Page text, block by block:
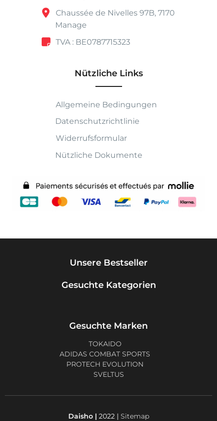
Chaussée de Nivelles 97B, 7170
Manage
TVA : BE0787715323
Nützliche Links
Allgemeine Bedingungen
Datenschutzrichtlinie
Widerrufsformular
Nützliche Dokumente
Unsere Bestseller
Gesuchte Kategorien
Gesuchte Marken
TOKAIDO
ADIDAS COMBAT SPORTS
PROTECH EVOLUTION
SVELTUS
Daisho | 2022 | Sitemap